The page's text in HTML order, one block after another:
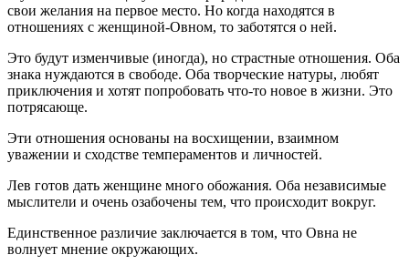
свои желания на первое место. Но когда находятся в
отношениях с женщиной-Овном, то заботятся о ней.
Это будут изменчивые (иногда), но страстные отношения. Оба
знака нуждаются в свободе. Оба творческие натуры, любят
приключения и хотят попробовать что-то новое в жизни. Это
потрясающе.
Эти отношения основаны на восхищении, взаимном
уважении и сходстве темпераментов и личностей.
Лев готов дать женщине много обожания. Оба независимые
мыслители и очень озабочены тем, что происходит вокруг.
Единственное различие заключается в том, что Овна не
волнует мнение окружающих.